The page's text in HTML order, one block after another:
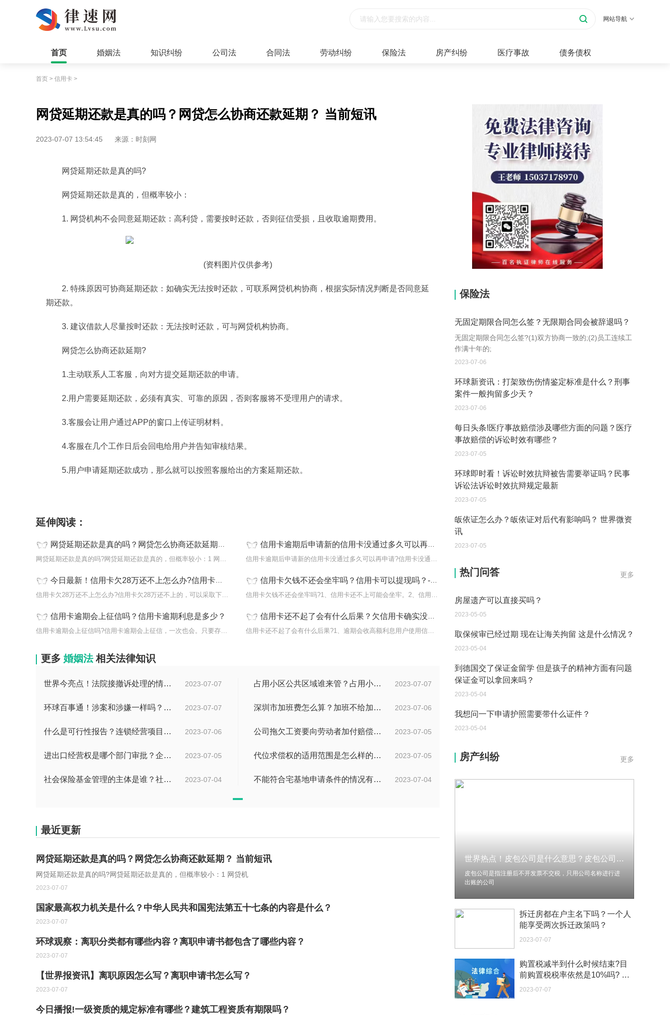
网站导航
首页 婚姻法 知识纠纷 公司法 合同法 劳动纠纷 保险法 房产纠纷 医疗事故 债务债权
首页 > 信用卡 >
网贷延期还款是真的吗？网贷怎么协商还款延期？ 当前短讯
2023-07-07 13:54:45 来源：时刻网
网贷延期还款是真的吗?
网贷延期还款是真的，但概率较小：
1. 网贷机构不会同意延期还款：高利贷，需要按时还款，否则征信受损，且收取逾期费用。
(资料图片仅供参考)
2. 特殊原因可协商延期还款：如确实无法按时还款，可联系网贷机构协商，根据实际情况判断是否同意延
期还款。
3. 建议借款人尽量按时还款：无法按时还款，可与网贷机构协商。
网贷怎么协商还款延期?
1.主动联系人工客服，向对方提交延期还款的申请。
2.用户需要延期还款，必须有真实、可靠的原因，否则客服将不受理用户的请求。
3.客服会让用户通过APP的窗口上传证明材料。
4.客服在几个工作日后会回电给用户并告知审核结果。
5.用户申请延期还款成功，那么就可以按照客服给出的方案延期还款。
延伸阅读：
网贷延期还款是真的吗？网贷怎么协商还款延期？ 当前短讯
网贷延期还款是真的吗?网贷延期还款是真的，但概率较小：1 网贷机
信用卡逾期后申请新的信用卡没通过多久可以再申请?信用卡逾期会不会被司法冻结?
信用卡逾期后申请新的信用卡没通过多久可以再申请?信用卡没通过通常
今日最新！信用卡欠28万还不上怎么办?信用卡逾期一次还了还可以用吗？
信用卡欠28万还不上怎么办?信用卡欠28万还不上的，可以采取下列方法
信用卡欠钱不还会坐牢吗？信用卡可以提现吗？-即时
信用卡欠钱不还会坐牢吗?1、信用卡还不上可能会坐牢。2、信用卡逾期
信用卡逾期会上征信吗？信用卡逾期利息是多少？
信用卡逾期会上征信吗?信用卡逾期会上征信，一次也会。只要存在信用
信用卡还不起了会有什么后果？欠信用卡确实没钱还款怎么办?
信用卡还不起了会有什么后果?1、逾期会收高额利息用户使用信用卡透
更多 婚姻法 相关法律知识
2023-07-07
世界今亮点！法院接撤诉处理的情况是什么？离婚案件撤诉后什么时候可以再起诉？ 2023-07-07
占用小区公共区域谁来管？占用小区公共区域违法吗？
2023-07-07
环球百事通！涉案和涉嫌一样吗？涉案金额多少可以立案？ 2023-07-06
深圳市加班费怎么算？加班不给加班费应该怎么办？
2023-07-06
什么是可行性报告？连锁经营项目概况都有哪些内容？ 环球观察 2023-07-05
公司拖欠工资要向劳动者加付赔偿金吗？拖欠工资仲裁时效期间是如何规定的？
2023-07-05
进出口经营权是哪个部门审批？企业办理进出口权的流程是怎么样的？ 世界速讯 2023-07-05
代位求偿权的适用范围是怎么样的?代位求偿权的行使条件是什么？-独家
2023-07-04
社会保险基金管理的主体是谁？社会保险基金投资运营的管理有几方面？ 2023-07-04
不能符合宅基地申请条件的情况有哪些？申请宅基地需要哪些材料？
最近更新
网贷延期还款是真的吗？网贷怎么协商还款延期？ 当前短讯
网贷延期还款是真的吗?网贷延期还款是真的，但概率较小：1 网贷机
2023-07-07
国家最高权力机关是什么？中华人民共和国宪法第五十七条的内容是什么？
2023-07-07
环球观察：离职分类都有哪些内容？离职申请书都包含了哪些内容？
2023-07-07
【世界报资讯】离职原因怎么写？离职申请书怎么写？
2023-07-07
今日播报!一级资质的规定标准有哪些？建筑工程资质有期限吗？
保险法
无固定期限合同怎么签？无限期合同会被辞退吗？
无固定期限合同怎么签?(1)双方协商一致的;(2)员工连续工
作满十年的;
2023-07-06
环球新资讯：打架致伤伤情鉴定标准是什么？刑事
案件一般拘留多少天？
2023-07-06
每日头条!医疗事故赔偿涉及哪些方面的问题？医疗
事故赔偿的诉讼时效有哪些？
2023-07-05
环球即时看！诉讼时效抗辩被告需要举证吗？民事
诉讼法诉讼时效抗辩规定最新
2023-07-05
皈依证怎么办？皈依证对后代有影响吗？ 世界微资
讯
2023-07-05
更多
热门问答
父母过世后如何办理房产过户？
房屋遗产可以直接买吗？
2023-05-05
取保候审已经过期 现在让海关拘留 这是什么情况？
2023-05-04
到德国交了保证金留学 但是孩子的精神方面有问题
保证金可以拿回来吗？
2023-05-04
我想问一下申请护照需要带什么证件？
2023-05-04
谢！
你好 我想问一下外国人来这里工作没有护照该怎么
办？
如何续签居住证 我的1月7日到期
中介说商务签转工作签证合法吗 应该向哪个国家机
2023-05-04
你好 我需要申请去美国结婚的签证 过程是什么？
更多
房产纠纷
世界热点！皮包公司是什么意思？皮包公司的表现形式是什么？
皮包公司是指注册后不开发票不交税，只用公司名称进行进
出账的公司
拆迁房都在户主名下吗？一个人
能享受两次拆迁政策吗？
2023-07-07
购置税减半到什么时候结束?目
前购置税税率依然是10%吗? 环
球视点
2023-07-07